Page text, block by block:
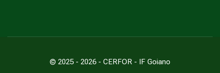
© 2025 - 2026 - CERFOR - IF Goiano